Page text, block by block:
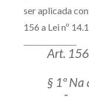
ser aplicada
156 a Lei nº
Art.
§ 1º Na